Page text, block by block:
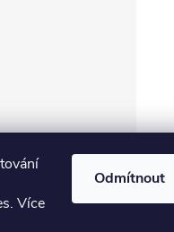
Více
Odmítnout